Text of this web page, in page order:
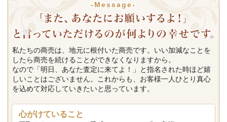
-Message-
私たちの商売は、地元に根付いた商売です。いい加減なことを
したら商売を続けることができなくなりますから。
なので「明日、あなた査定に来てよ！」と指名された時ほど嬉
しいことはございません。これからも、お客様一人ひとり真心
を込めて対応していきたいと思っています。
心がけていること